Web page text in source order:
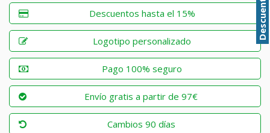
Descuentos hasta el 15%
Logotipo personalizado
Pago 100% seguro
Envío gratis a partir de 97€
Cambios 90 días